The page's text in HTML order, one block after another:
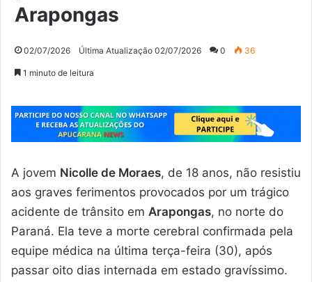
Arapongas
02/07/2026 Última Atualização 02/07/2026 0 36
1 minuto de leitura
A jovem Nicolle de Moraes, de 18 anos, não resistiu
aos graves ferimentos provocados por um trágico
acidente de trânsito em Arapongas, no norte do
Paraná. Ela teve a morte cerebral confirmada pela
equipe médica na última terça-feira (30), após
passar oito dias internada em estado gravíssimo.